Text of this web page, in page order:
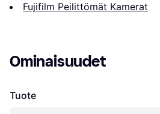
Fujifilm Peilittömät Kamerat
Ominaisuudet
Tuote